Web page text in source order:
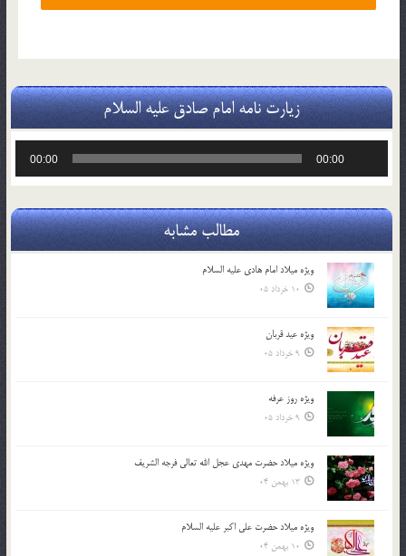
زیارت نامه امام صادق علیه السلام
00:00
00:00
مطالب مشابه
ویژه میلاد امام هادی علیه السلام
10 خرداد 05
ویژه عید قربان
9 خرداد 05
ویژه روز عرفه
9 خرداد 05
ویژه میلاد حضرت مهدی عجل الله تعالی فرجه الشريف
13 بهمن 04
ویژه میلاد حضرت علی اکبر علیه السلام
10 بهمن 04